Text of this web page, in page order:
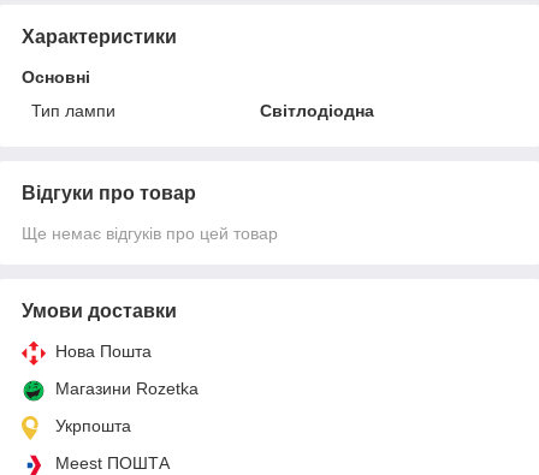
Характеристики
Основні
Тип лампи
Світлодіодна
Відгуки про товар
Ще немає відгуків про цей товар
Умови доставки
Нова Пошта
Магазини Rozetka
Укрпошта
Meest ПОШТА